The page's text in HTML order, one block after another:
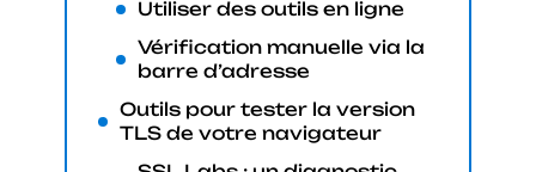
Utiliser des outils en ligne
Vérification manuelle via la
barre d’adresse
Outils pour tester la version
TLS de votre navigateur